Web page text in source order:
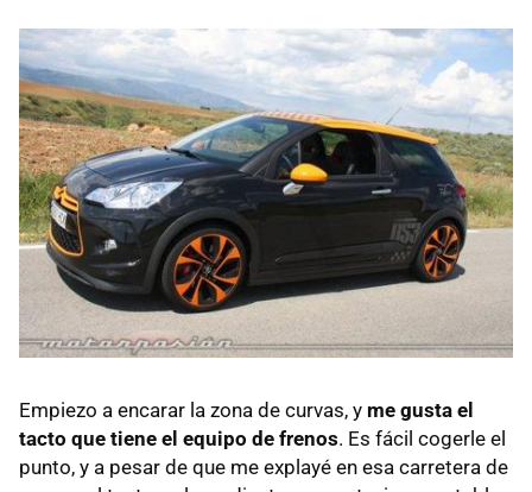
Empiezo a encarar la zona de curvas, y me gusta el
tacto que tiene el equipo de frenos. Es fácil cogerle el
punto, y a pesar de que me explayé en esa carretera de